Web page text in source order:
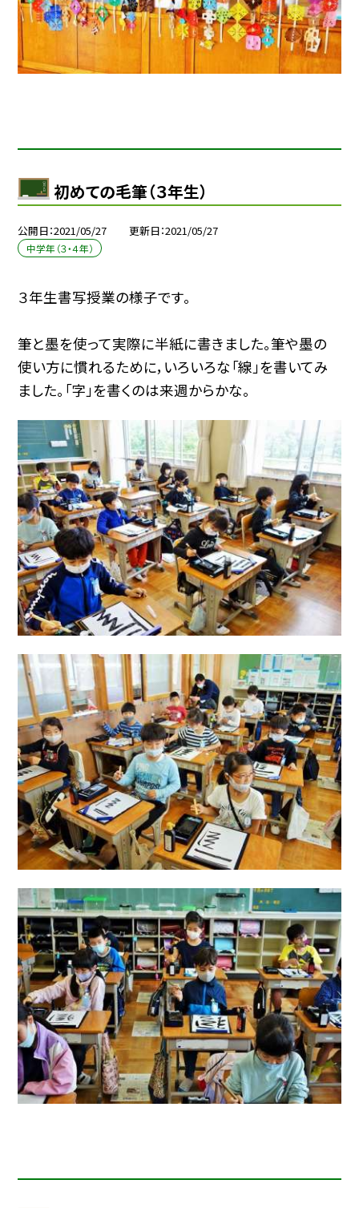
初めての毛筆（３年生）
公開日 2021/05/27 更新日 2021/05/27
中学年（３・４年）
３年生書写授業の様子です。
筆と墨を使って実際に半紙に書きました。筆や墨の
使い方に慣れるために，いろいろな「線」を書いてみ
ました。「字」を書くのは来週からかな。